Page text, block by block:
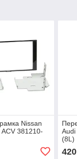
Nissan
381210-
(8L)
420